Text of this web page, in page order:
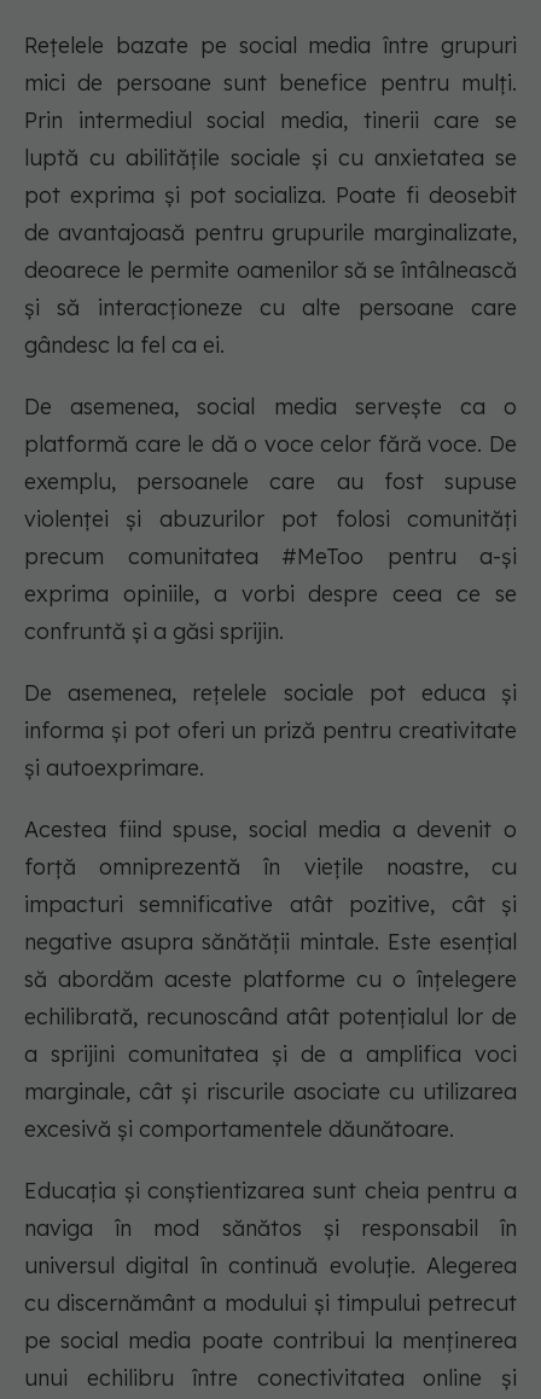
Rețelele bazate pe social media între grupuri
mici de persoane sunt benefice pentru mulți.
Prin intermediul social media, tinerii care se
luptă cu abilitățile sociale și cu anxietatea se
pot exprima și pot socializa. Poate fi deosebit
de avantajoasă pentru grupurile marginalizate,
deoarece le permite oamenilor să se întâlnească
și să interacționeze cu alte persoane care
gândesc la fel ca ei.
De asemenea, social media servește ca o
platformă care le dă o voce celor fără voce. De
exemplu, persoanele care au fost supuse
violenței și abuzurilor pot folosi comunități
precum comunitatea #MeToo pentru a-și
exprima opiniile, a vorbi despre ceea ce se
confruntă și a găsi sprijin.
De asemenea, rețelele sociale pot educa și
informa și pot oferi un priză pentru creativitate
și autoexprimare.
Acestea fiind spuse, social media a devenit o
forță omniprezentă în viețile noastre, cu
impacturi semnificative atât pozitive, cât și
negative asupra sănătății mintale. Este esențial
să abordăm aceste platforme cu o înțelegere
echilibrată, recunoscând atât potențialul lor de
a sprijini comunitatea și de a amplifica voci
marginale, cât și riscurile asociate cu utilizarea
excesivă și comportamentele dăunătoare.
Educația și conștientizarea sunt cheia pentru a
naviga în mod sănătos și responsabil în
universul digital în continuă evoluție. Alegerea
cu discernământ a modului și timpului petrecut
pe social media poate contribui la menținerea
unui echilibru între conectivitatea online și